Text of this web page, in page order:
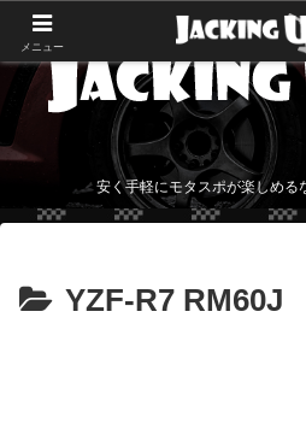
安く手軽にモタスポが楽しめる
YZF-R7 RM60J
メニュー